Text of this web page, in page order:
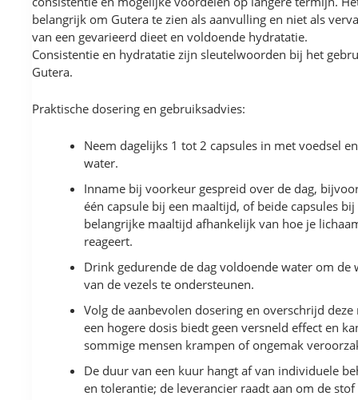
belangrijk om Gutera te zien als aanvulling en niet als
van een gevarieerd dieet en voldoende hydratatie.
Consistentie en hydratatie zijn sleutelwoorden bij het
Gutera.
Praktische dosering en gebruiksadvies:
Neem dagelijks 1 tot 2 capsules in met voedsel
water.
Inname bij voorkeur gespreid over de dag,
één capsule bij een maaltijd, of beide capsules bij
belangrijke maaltijd afhankelijk van hoe je
reageert.
Drink gedurende de dag voldoende water om de
van de vezels te ondersteunen.
Volg de aanbevolen dosering en overschrijd deze
een hogere dosis biedt geen versneld effect en
sommige mensen krampen of ongemak
De duur van een kuur hangt af van individuele
en tolerantie; de leverancier raadt aan om de